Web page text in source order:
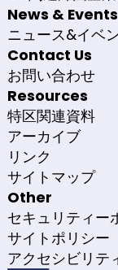
News & Events
ニュース&イベ
Contact Us
お問い合わせ
Resources
特区関連資料
アーカイブ
リンク
サイトマップ
Other
セキュリティー
サイトポリシー
アクセシビリテ